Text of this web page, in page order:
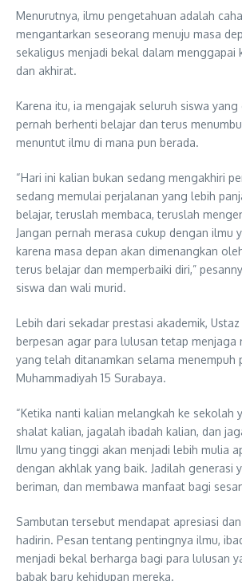
Menurutnya, ilmu pengetahuan adalah
mengantarkan seseorang menuju masa
sekaligus menjadi bekal dalam menggapai
dan akhirat.
Karena itu, ia mengajak seluruh siswa
pernah berhenti belajar dan terus
menuntut ilmu di mana pun berada.
“Hari ini kalian bukan sedang mengakhiri
sedang memulai perjalanan yang lebih
belajar, teruslah membaca, teruslah
Jangan pernah merasa cukup dengan ilmu
karena masa depan akan dimenangkan
terus belajar dan memperbaiki diri,”
siswa dan wali murid.
Lebih dari sekadar prestasi akademik,
berpesan agar para lulusan tetap menjaga
yang telah ditanamkan selama menempuh
Muhammadiyah 15 Surabaya.
“Ketika nanti kalian melangkah ke sekolah
shalat kalian, jagalah ibadah kalian, dan
Ilmu yang tinggi akan menjadi lebih mulia
dengan akhlak yang baik. Jadilah generasi
beriman, dan membawa manfaat bagi
Sambutan tersebut mendapat apresiasi
hadirin. Pesan tentang pentingnya ilmu,
menjadi bekal berharga bagi para lulusan
babak baru kehidupan mereka.